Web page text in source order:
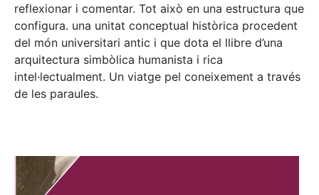
reflexionar i comentar. Tot això en una estructura que
configura. una unitat conceptual històrica procedent
del món universitari antic i que dota el llibre d’una
arquitectura simbòlica humanista i rica
intel·lectualment. Un viatge pel coneixement a través
de les paraules.